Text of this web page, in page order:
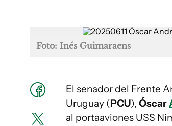
Foto: Inés Guimaraens
El senador del Frente
Uruguay (PCU), Óscar
al portaaviones USS